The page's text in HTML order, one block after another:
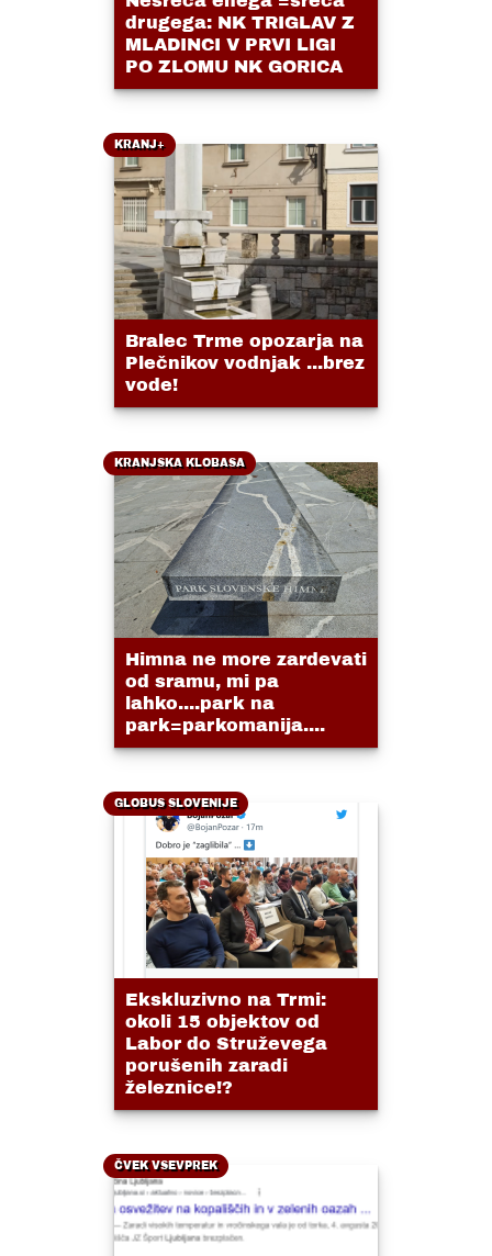
drugega: NK TRIGLAV Z
MLADINCI V PRVI LIGI
PO ZLOMU NK GORICA
KRANJ+
Bralec Trme opozarja na
Plečnikov vodnjak ...brez
vode!
KRANJSKA KLOBASA
Himna ne more zardevati
od sramu, mi pa
lahko....park na
park=parkomanija....
GLOBUS SLOVENIJE
Ekskluzivno na Trmi:
okoli 15 objektov od
Labor do Struževega
porušenih zaradi
železnice!?
ČVEK VSEVPREK